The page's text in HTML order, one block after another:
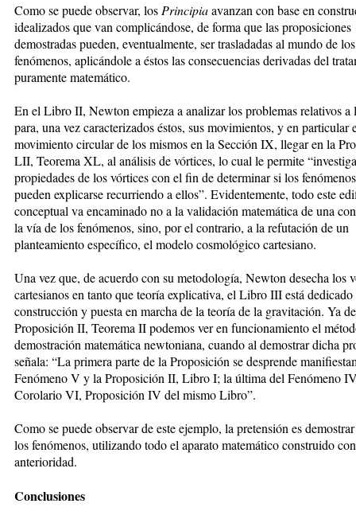
Como se puede observar, los Principiaavanzan con base en
idealizados que van complicándose, de forma que las proposiciones
demostradas pueden, eventualmente, ser trasladadas al mundo de los
fenómenos, aplicándole a éstos las consecuencias derivadas del
puramente matemático.
En el Libro II, Newton empieza a analizar los problemas relativos a
para, una vez caracterizados éstos, sus movimientos, y en particular
movimiento circular de los mismos en la Sección IX, llegar en la
LII, Teorema XL, al análisis de vórtices, lo cual le permite
propiedades de los vórtices con el fin de determinar si los
pueden explicarse recurriendo a ellos”. Evidentemente, todo este
conceptual va encaminado no a la validación matemática de una
la vía de los fenómenos, sino, por el contrario, a la refutación de un
planteamiento específico, el modelo cosmológico cartesiano.
Una vez que, de acuerdo con su metodología, Newton desecha los
cartesianos en tanto que teoría explicativa, el Libro III está dedicado
construcción y puesta en marcha de la teoría de la gravitación. Ya
Proposición II, Teorema II podemos ver en funcionamiento el
demostración matemática newtoniana, cuando al demostrar dicha
señala: “La primera parte de la Proposición se desprende
Fenómeno V y la Proposición II, Libro I; la última del Fenómeno
Corolario VI, Proposición IV del mismo Libro”.
Como se puede observar de este ejemplo, la pretensión es
los fenómenos, utilizando todo el aparato matemático construido con
anterioridad.
Conclusiones